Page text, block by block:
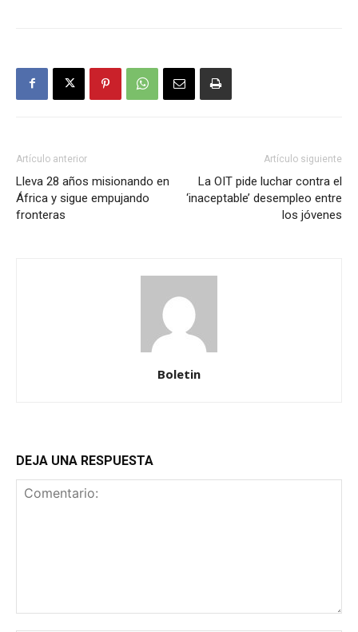
Artículo anterior
Lleva 28 años misionando en
África y sigue empujando
fronteras
Artículo siguiente
La OIT pide luchar contra el
‘inaceptable’ desempleo entre
los jóvenes
Boletin
DEJA UNA RESPUESTA